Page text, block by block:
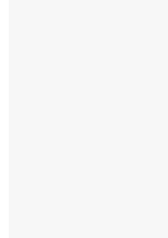
провели в
спочилого